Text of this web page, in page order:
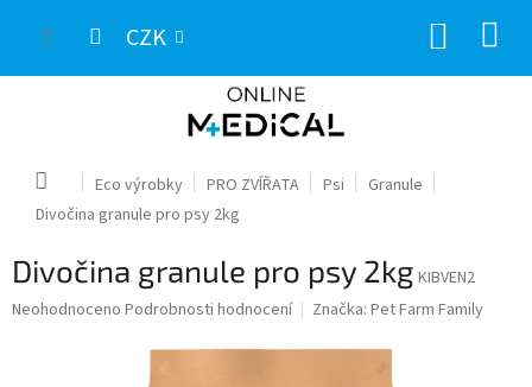
CZK
Domů Eco výrobky PRO ZVÍŘATA Psi
Granule
Divočina granule pro psy 2kg
Divočina granule pro psy 2kg KIBVEN2
Průměrné
Neohodnoceno Podrobnosti hodnocení Značka: Pet Farm Family